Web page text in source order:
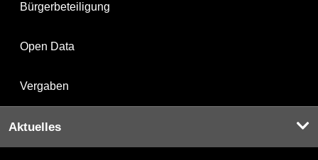
Bürgerbeteiligung
Open Data
Vergaben
Aktuelles